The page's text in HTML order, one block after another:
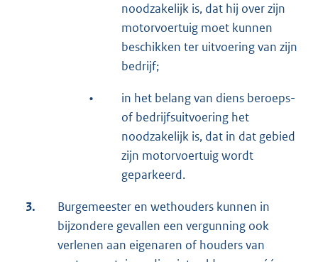
noodzakelijk is, dat hij over zijn
motorvoertuig moet kunnen
beschikken ter uitvoering van zijn
bedrijf;
•
in het belang van diens beroeps-
of bedrijfsuitvoering het
noodzakelijk is, dat in dat gebied
zijn motorvoertuig wordt
geparkeerd.
3.
Burgemeester en wethouders kunnen in
bijzondere gevallen een vergunning ook
verlenen aan eigenaren of houders van